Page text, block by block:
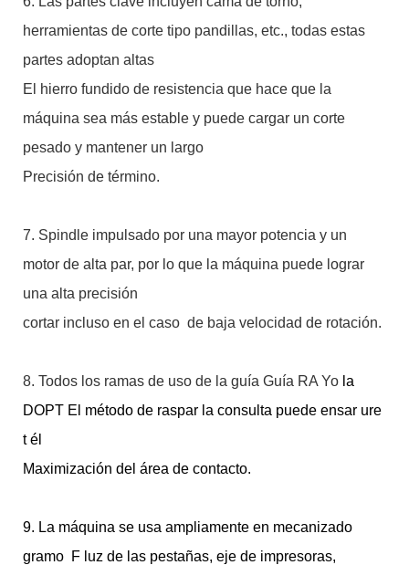
herramientas de corte tipo pandillas, etc., todas estas
partes adoptan altas
El hierro fundido de resistencia que hace que la
máquina sea más estable y puede cargar un corte
pesado y mantener un largo
Precisión de término.
7. Spindle impulsado por una mayor potencia y un
motor de alta par, por lo que la máquina puede lograr
una alta precisión
cortar incluso en el caso de baja velocidad de rotación.
8. Todos los ramas de uso de la guía Guía RA Yo la
DOPT El método de raspar la consulta puede ensar ure
tél
Maximización del área de contacto.
9. La máquina se usa ampliamente en mecanizado
gramo F luz de las pestañas, eje de impresoras,